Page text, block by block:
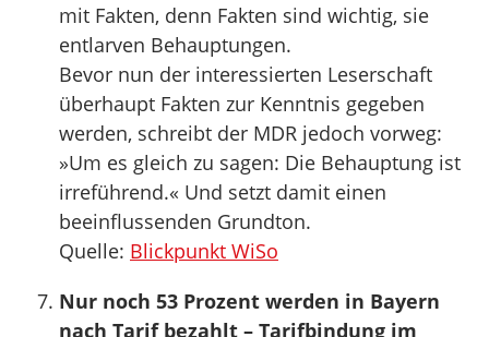
mit Fakten, denn Fakten sind wichtig, sie
entlarven Behauptungen.
Bevor nun der interessierten Leserschaft
überhaupt Fakten zur Kenntnis gegeben
werden, schreibt der MDR jedoch vorweg:
»Um es gleich zu sagen: Die Behauptung ist
irreführend.« Und setzt damit einen
beeinflussenden Grundton.
Quelle: Blickpunkt WiSo
Nur noch 53 Prozent werden in Bayern
nach Tarif bezahlt – Tarifbindung im